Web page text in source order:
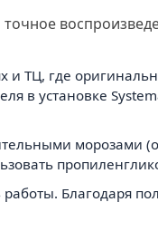
и ТЦ, где
в установке
морозами
Благодаря